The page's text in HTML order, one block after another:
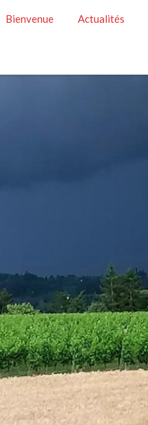
Bienvenue Actualités